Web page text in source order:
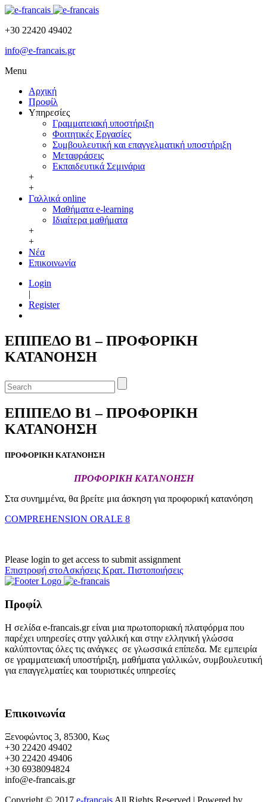
+30 22420 49402
info@e-francais.gr
Menu
Αρχική
Προφίλ
Υπηρεσίες
Γραμματειακή υποστήριξη
Φοιτητικές Εργασίες
Συμβουλευτική και επαγγελματική υποστήριξη
Μεταφράσεις
Εκπαιδευτικά Σεμινάρια
+
+
Γαλλικά online
Μαθήματα e-learning
Ιδιαίτερα μαθήματα
+
+
Νέα
Επικοινωνία
Login
|
Register
ΕΠΙΠΕΔΟ Β1 – ΠΡΟΦΟΡΙΚΗ
ΚΑΤΑΝΟΗΣΗ
ΕΠΙΠΕΔΟ Β1 – ΠΡΟΦΟΡΙΚΗ
ΚΑΤΑΝΟΗΣΗ
ΠΡΟΦΟΡΙΚΗ ΚΑΤΑΝΟΗΣΗ
ΠΡΟΦΟΡΙΚΗ ΚΑΤΑΝΟΗΣΗ
Στα συνημμένα, θα βρείτε μια άσκηση για προφορική κατανόηση
COMPREHENSION ORALE 8
Please login to get access to submit assignment
Επιστροφή στοΑσκήσεις Κρατ. Πιστοποιήσεις
Προφίλ
Η σελίδα e-francais.gr είναι μια πρωτοποριακή πλατφόρμα που
παρέχει υπηρεσίες στην γαλλική και στην ελληνική γλώσσα
καλύπτοντας όλες τις ανάγκες σε γλωσσικά επίπεδα. Με εμπειρία
σε γραμματειακή υποστήριξη, μαθήματα γαλλικών, συμβουλευτική
για επαγγελματίες και τουριστικές υπηρεσίες
Επικοινωνία
Ξενοφώντος 3, 85300, Κως
+30 22420 49402
+30 22420 49406
+30 6938094824
info@e-francais.gr
Copyright © 2017 e-francais All Rights Reserved | Powered by